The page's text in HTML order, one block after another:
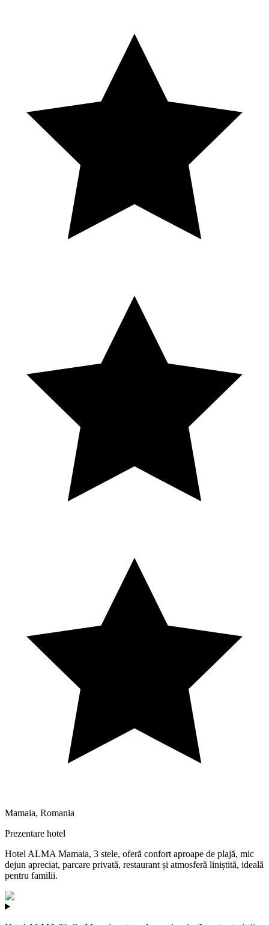
Mamaia, Romania
Prezentare hotel
Hotel ALMA Mamaia, 3 stele, oferă confort aproape de plajă, mic
dejun apreciat, parcare privată, restaurant și atmosferă liniștită, ideală
pentru familii.